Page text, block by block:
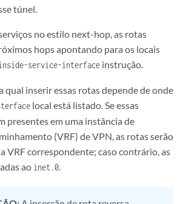
túnel.
no estilo next-hop, as rotas
hops apontando para os locais
service-interface instrução.
qual inserir essas rotas depende de onde
local está listado. Se essas
presentes em uma instância de
(VRF) de VPN, as rotas serão
VRF correspondente; caso contrário, as
ao inet.0.